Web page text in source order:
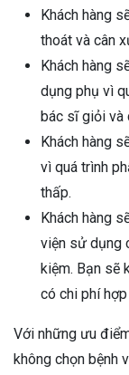
Khách hàng
thoát và cân
Khách hàng
dụng phụ vì
bác sĩ giỏi và
Khách hàng
vì quá trình
thấp.
Khách hàng
viện sử dụng
kiệm. Bạn sẽ
có chi phí
Với những ưu
không chọn bệnh